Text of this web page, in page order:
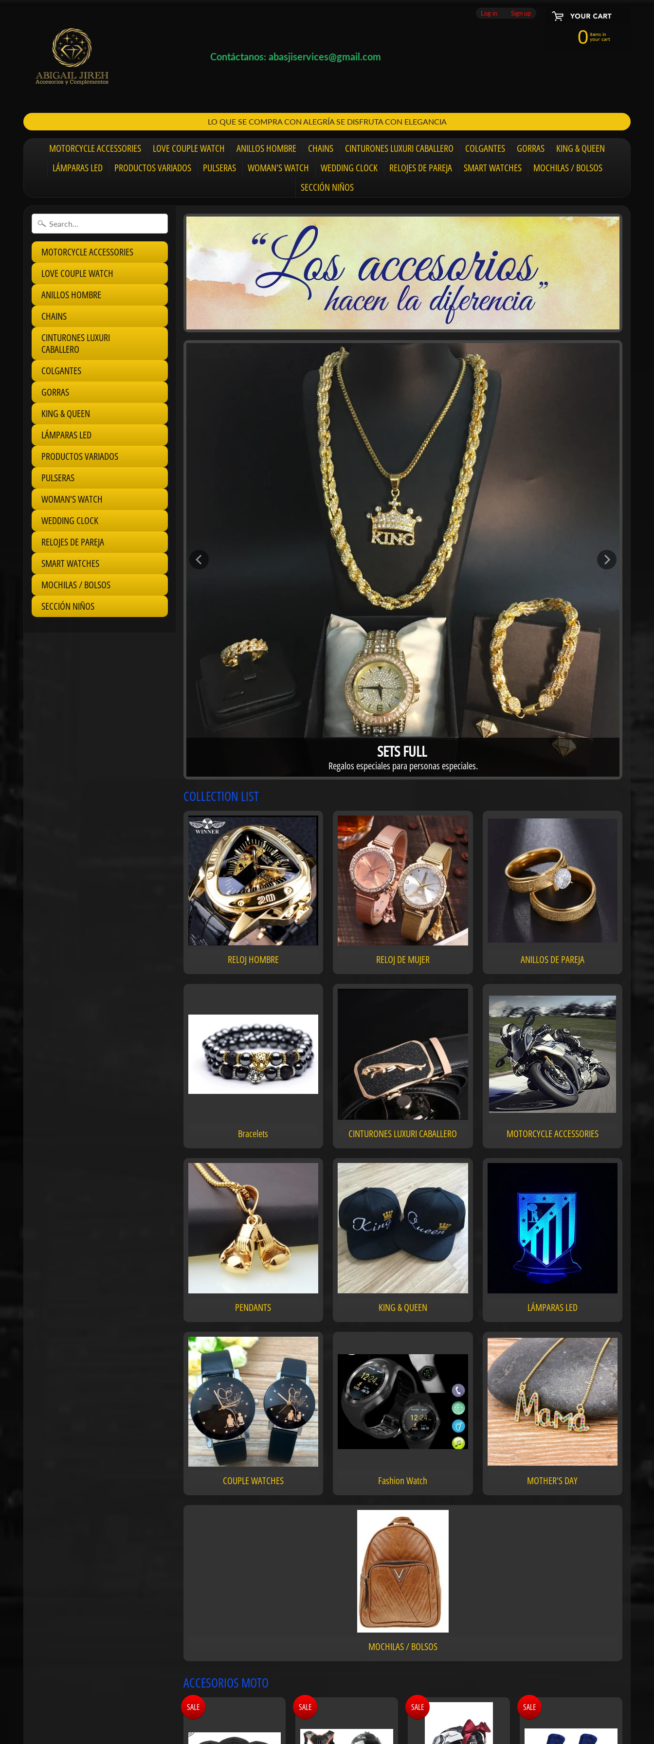
Contáctanos: abasjiservices@gmail.com
Log in Sign up
0 items in
your cart
LO QUE SE COMPRA CON ALEGRÍA SE DISFRUTA CON ELEGANCIA
MOTORCYCLE ACCESSORIES LOVE COUPLE WATCH ANILLOS HOMBRE CHAINS CINTURONES LUXURI CABALLERO COLGANTES GORRAS
KING & QUEEN
LÁMPARAS LED
PRODUCTOS VARIADOS PULSERAS WOMAN'S WATCH WEDDING CLOCK RELOJES DE PAREJA SMART WATCHES
MOCHILAS / BOLSOS
SECCIÓN NIÑOS
MOTORCYCLE ACCESSORIES
LOVE COUPLE WATCH
ANILLOS HOMBRE
CHAINS
CINTURONES LUXURI
CABALLERO
COLGANTES
GORRAS
KING & QUEEN
LÁMPARAS LED
PRODUCTOS VARIADOS
PULSERAS
WOMAN'S WATCH
WEDDING CLOCK
RELOJES DE PAREJA
SMART WATCHES
MOCHILAS / BOLSOS
SECCIÓN NIÑOS
SETS FULL
Regalos especiales para personas especiales.
ABIGAIL JIREH
No es un nombre común, si no que nace del corazón de personas emprendedoras y bendecidas por la provisión de Dios.
COLLECTION LIST
RELOJ HOMBRE RELOJ DE MUJER ANILLOS DE PAREJA
Bracelets CINTURONES LUXURI CABALLERO MOTORCYCLE ACCESSORIES
PENDANTS KING & QUEEN LÁMPARAS LED
COUPLE WATCHES Fashion Watch MOTHER'S DAY
MOCHILAS / BOLSOS
ACCESORIOS MOTO
SALE SALE SALE SALE